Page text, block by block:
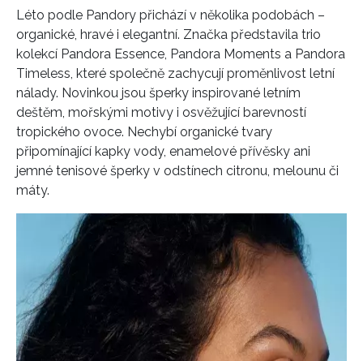
Léto podle Pandory přichází v několika podobách –
organické, hravé i elegantní. Značka představila trio
kolekcí Pandora Essence, Pandora Moments a Pandora
Timeless, které společně zachycují proměnlivost letní
nálady. Novinkou jsou šperky inspirované letním
deštěm, mořskými motivy i osvěžující barevností
tropického ovoce. Nechybí organické tvary
připomínající kapky vody, enamelové přívěsky ani
jemné tenisové šperky v odstínech citronu, melounu či
máty.